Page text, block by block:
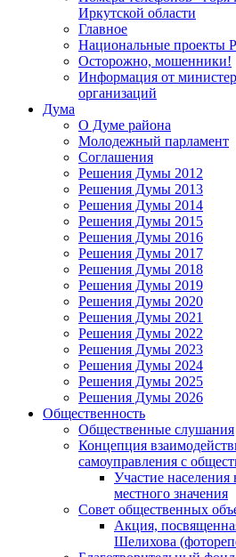
Иркутской области
Главное
Национальные проекты
Осторожно, мошенники!
Информация от
организаций
Дума
О Думе района
Молодежный парламент
Соглашения
Решения Думы 2012
Решения Думы 2013
Решения Думы 2014
Решения Думы 2015
Решения Думы 2016
Решения Думы 2017
Решения Думы 2018
Решения Думы 2019
Решения Думы 2020
Решения Думы 2021
Решения Думы 2022
Решения Думы 2023
Решения Думы 2024
Решения Думы 2025
Решения Думы 2026
Общественность
Общественные слушания
Концепция
самоуправления с
Участие
местного значения
Совет общественных
Акция,
Шелихова